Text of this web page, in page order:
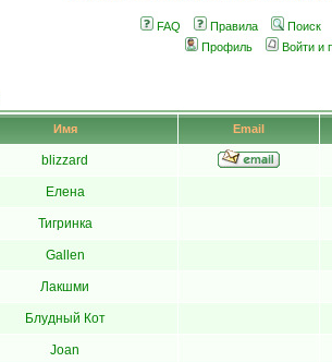
FAQ Правила Поиск
Профиль
Войти и
Имя Email
blizzard
Елена
Тигринка
Gallen
Лакшми
Блудный Кот
Joan